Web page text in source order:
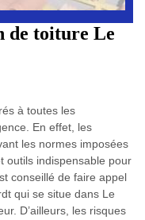
de toiture Le
à toutes les
En effet, les
les normes imposées
outils indispensable pour
conseillé de faire appel
qui se situe dans Le
D’ailleurs, les risques